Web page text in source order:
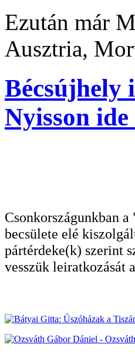
Ezután már
Ausztria,
Bécsújhely
Nyisson ide
Csonkországunkban
becsülete elé
pártérdeke(k) szerint
vesszük leiratkozását